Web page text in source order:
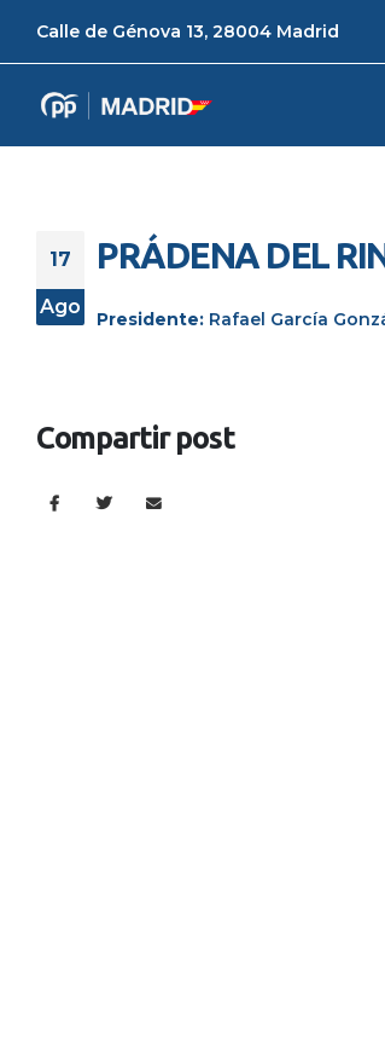
Calle de Génova 13, 28004 Madrid
17
Ago
PRÁDENA DEL
Presidente: Rafael García
Compartir post